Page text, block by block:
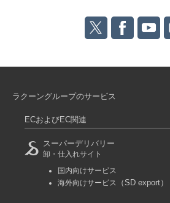
ラクーングループのサービス
ECおよびEC関連
スーパーデリバリー
卸・仕入れサイト
国内向けサービス
海外向けサービス
（SD export）